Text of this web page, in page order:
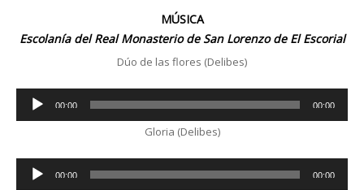
MÚSICA
Escolanía del Real Monasterio de San Lorenzo de El Escorial
Dúo de las flores (Delibes)
Player
00:00 00:00
Gloria (Delibes)
Player
00:00 00:00